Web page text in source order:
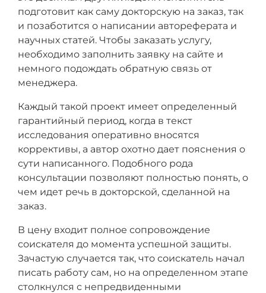
подготовит как саму докторскую на заказ, так
и позаботится о написании автореферата и
научных статей. Чтобы заказать услугу,
необходимо заполнить заявку на сайте и
немного подождать обратную связь от
менеджера.
Каждый такой проект имеет определенный
гарантийный период, когда в текст
исследования оперативно вносятся
коррективы, а автор охотно дает пояснения о
сути написанного. Подобного рода
консультации позволяют полностью понять, о
чем идет речь в докторской, сделанной на
заказ.
В цену входит полное сопровождение
соискателя до момента успешной защиты.
Зачастую случается так, что соискатель начал
писать работу сам, но на определенном этапе
столкнулся с непредвиденными